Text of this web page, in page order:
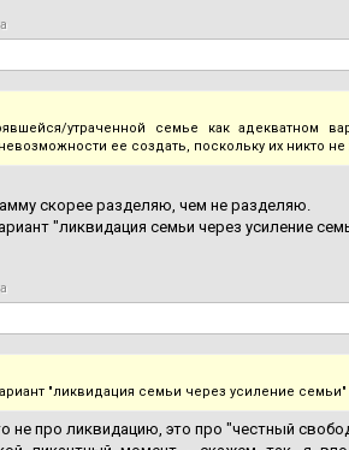
утраченной семье как адекватном
ее создать, поскольку их никто
скорее разделяю, чем не разделяю.
"ликвидация семьи через усиление
"ликвидация семьи через усиление семьи"
не про ликвидацию, это про "честный